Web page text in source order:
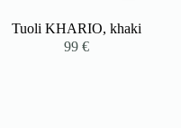
Tuoli KHARIO, khaki
99€